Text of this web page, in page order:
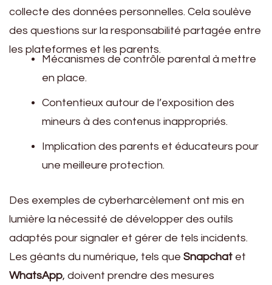
collecte des données personnelles. Cela soulève
des questions sur la responsabilité partagée entre
les plateformes et les parents.
Mécanismes de contrôle parental à mettre
en place.
Contentieux autour de l’exposition des
mineurs à des contenus inappropriés.
Implication des parents et éducateurs pour
une meilleure protection.
Des exemples de cyberharcèlement ont mis en
lumière la nécessité de développer des outils
adaptés pour signaler et gérer de tels incidents.
Les géants du numérique, tels que Snapchat et
WhatsApp, doivent prendre des mesures